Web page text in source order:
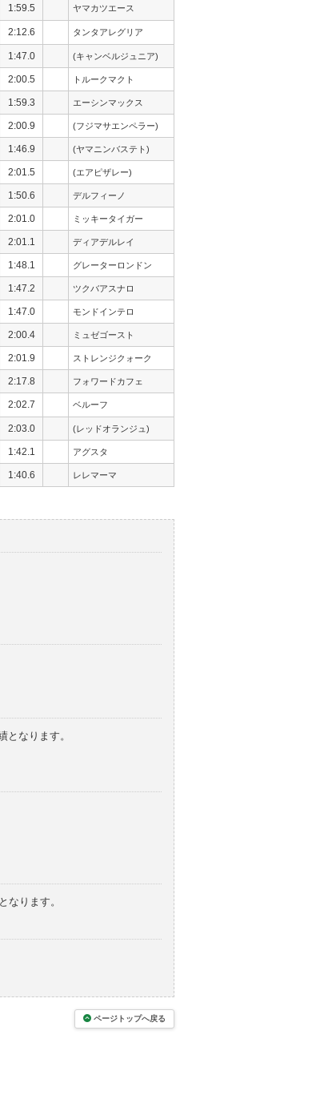
1:59.5 ヤマカツエース
2:12.6 タンタアレグリア
1:47.0 (キャンベルジュニア)
2:00.5 トルークマクト
1:59.3 エーシンマックス
2:00.9 (フジマサエンペラー)
1:46.9 (ヤマニンバステト)
2:01.5 (エアピザレー)
1:50.6 デルフィーノ
2:01.0 ミッキータイガー
2:01.1 ディアデルレイ
1:48.1 グレーターロンドン
1:47.2 ツクバアスナロ
1:47.0 モンドインテロ
2:00.4 ミュゼゴースト
2:01.9 ストレンジクォーク
2:17.8 フォワードカフェ
2:02.7 ベルーフ
2:03.0 (レッドオランジュ)
1:42.1 アグスタ
1:40.6 レレマーマ
なります。
なります。
ページトップへ戻る